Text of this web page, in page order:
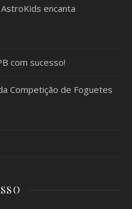
encanta
com sucesso!
Competição de Foguetes